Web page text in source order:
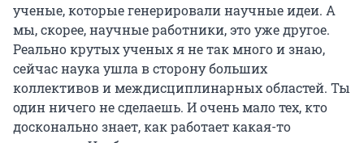
ученые, которые генерировали научные идеи. А
мы, скорее, научные работники, это уже другое.
Реально крутых ученых я не так много и знаю,
сейчас наука ушла в сторону больших
коллективов и междисциплинарных областей. Ты
один ничего не сделаешь. И очень мало тех, кто
досконально знает, как работает какая-то